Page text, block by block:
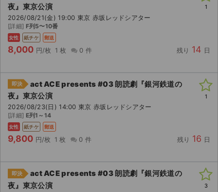
よくある質問
お知らせ
夜』東京公演
2026/08/21(金) 19:00 東京 赤坂レッドシアター
[詳細] F列5〜10番
女性 紙チケ 郵送
8,000 円/枚 1 枚 0 件 残り 14 日
1
即決
act ACE presents #03 朗読劇『銀河鉄道の
夜』東京公演
2026/08/23(日) 14:00 東京 赤坂レッドシアター
[詳細] E列1～14
女性 紙チケ 郵送
9,800 円/枚 1 枚 0 件 残り 16 日
1
即決
act ACE presents #03 朗読劇『銀河鉄道の
夜』東京公演
3